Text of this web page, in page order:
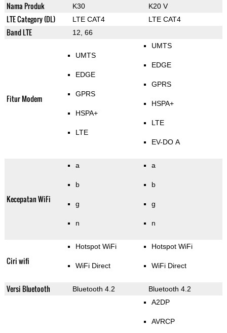
Nama Produk K30 K20 V
LTE Category (DL) LTE CAT4 LTE CAT4
Band LTE 12, 66
Fitur Modem
UMTS
EDGE
GPRS
HSPA+
LTE
UMTS
EDGE
GPRS
HSPA+
LTE
EV-DO A
Kecepatan WiFi
a
b
g
n
a
b
g
n
Ciri wifi
Hotspot WiFi
WiFi Direct
Hotspot WiFi
WiFi Direct
Versi Bluetooth Bluetooth 4.2 Bluetooth 4.2
A2DP
AVRCP